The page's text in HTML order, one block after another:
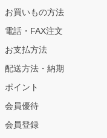
お買いもの方法
電話・FAX注文
お支払方法
配送方法・納期
ポイント
会員優待
会員登録